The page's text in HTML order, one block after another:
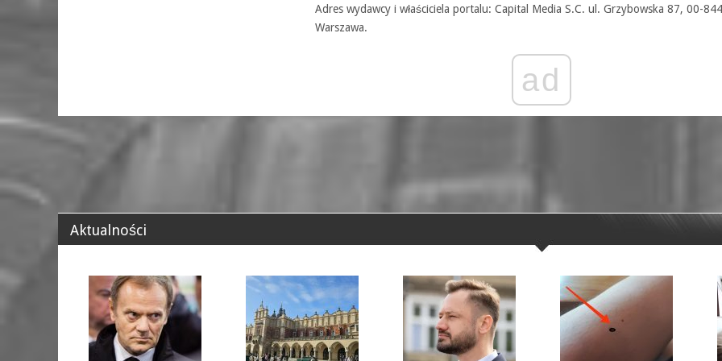
Adres wydawcy i właściciela portalu: Capital Media S.C. ul. Grzybowska 87, 00-844
Warszawa.
ad
Aktualności